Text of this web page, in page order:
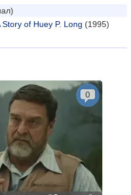
of Huey P. Long (1995)
0